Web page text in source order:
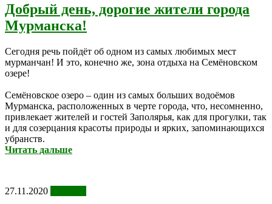
Добрый день, дорогие жители города
Мурманска!
Сегодня речь пойдёт об одном из самых любимых мест
мурманчан! И это, конечно же, зона отдыха на Семёновском
озере!
Семёновское озеро – один из самых больших водоёмов
Мурманска, расположенных в черте города, что, несомненно,
привлекает жителей и гостей Заполярья, как для прогулки, так
и для созерцания красоты природы и ярких, запоминающихся
убранств.
Читать дальше
27.11.2020